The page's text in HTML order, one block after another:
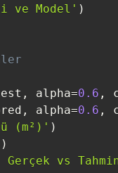
ve Model' )
, alpha=0.6 ,
, alpha=0.6 ,
(m²)' )
)
vs